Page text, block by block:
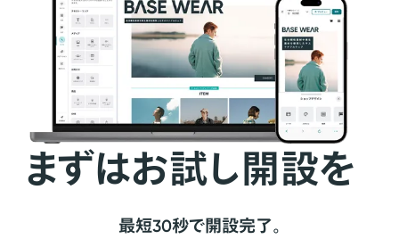
まずはお試し開設を
最短30秒で開設完了。